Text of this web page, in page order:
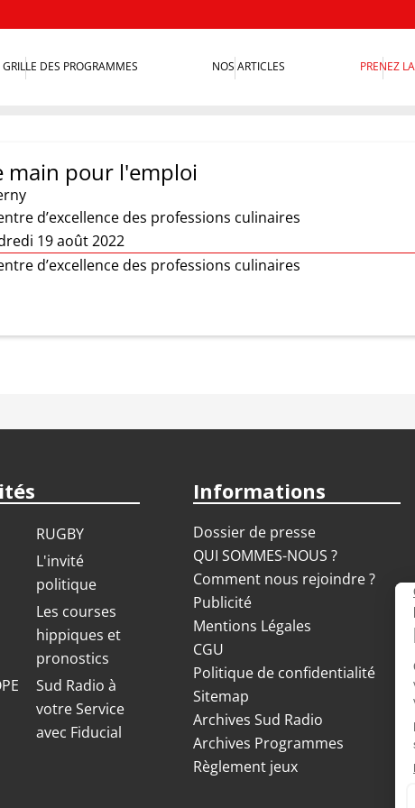
GRILLE DES PROGRAMMES NOS ARTICLES PRENEZ
main pour l'emploi
d’excellence des professions culinaires
19 août 2022
d’excellence des professions culinaires
RUGBY
L'invité
politique
Les courses
hippiques et
pronostics
Sud Radio à
votre Service
avec Fiducial
Informations
Dossier de presse
QUI SOMMES-NOUS ?
Comment nous rejoindre ?
Publicité
Mentions Légales
CGU
Politique de confidentialité
Sitemap
Archives Sud Radio
Archives Programmes
Règlement jeux